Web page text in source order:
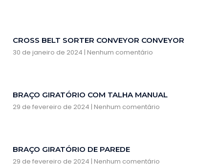
CROSS BELT SORTER CONVEYOR CONVEYOR
30 de janeiro de 2024 Nenhum comentário
BRAÇO GIRATÓRIO COM TALHA MANUAL
29 de fevereiro de 2024 Nenhum comentário
BRAÇO GIRATÓRIO DE PAREDE
29 de fevereiro de 2024 Nenhum comentário